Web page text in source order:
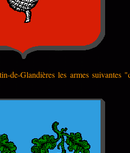
Glandières les armes suivantes